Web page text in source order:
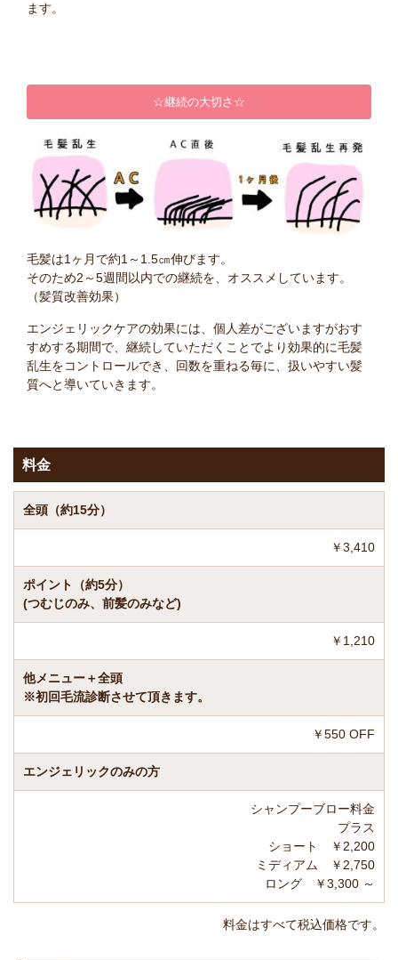
ます。
☆継続の大切さ☆
毛髪は1ヶ月で約1～1.5㎝伸びます。
そのため2～5週間以内での継続を、オススメしています。
（髪質改善効果）
エンジェリックケアの効果には、個人差がございますがおす
すめする期間で、継続していただくことでより効果的に毛髪
乱生をコントロールでき、回数を重ねる毎に、扱いやすい髪
質へと導いていきます。
料金
全頭（約15分）
￥3,410
ポイント（約5分）
(つむじのみ、前髪のみなど)
￥1,210
他メニュー＋全頭
※初回毛流診断させて頂きます。
￥550 OFF
エンジェリックのみの方
シャンプーブロー料金
プラス
ショート ￥2,200
ミディアム ￥2,750
ロング ￥3,300 ～
料金はすべて税込価格です。